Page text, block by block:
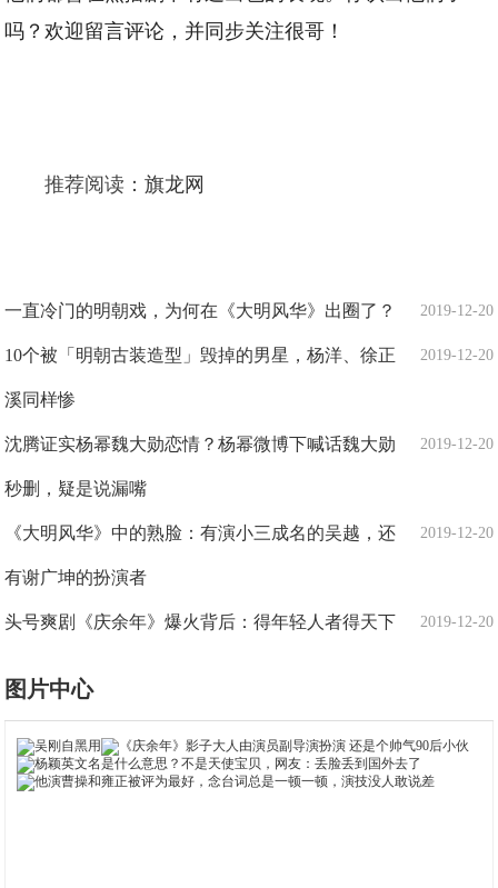
吗？欢迎留言评论，并同步关注很哥！
推荐阅读：旗龙网
2019-12-20
一直冷门的明朝戏，为何在《大明风华》出圈了？
2019-12-20
10个被「明朝古装造型」毁掉的男星，杨洋、徐正
溪同样惨
2019-12-20
沈腾证实杨幂魏大勋恋情？杨幂微博下喊话魏大勋
秒删，疑是说漏嘴
2019-12-20
《大明风华》中的熟脸：有演小三成名的吴越，还
有谢广坤的扮演者
2019-12-20
头号爽剧《庆余年》爆火背后：得年轻人者得天下
图片中心